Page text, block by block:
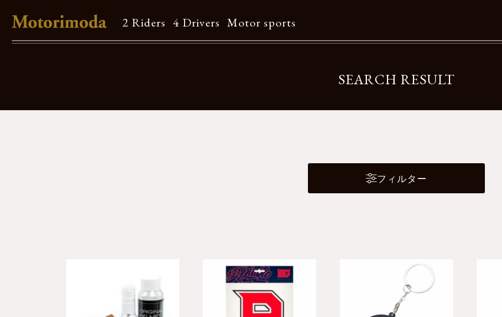
2 Riders 4 Drivers Motor sports
Contents
カタログダウンロード
リクルート
SEARCH RESULT
フィルター